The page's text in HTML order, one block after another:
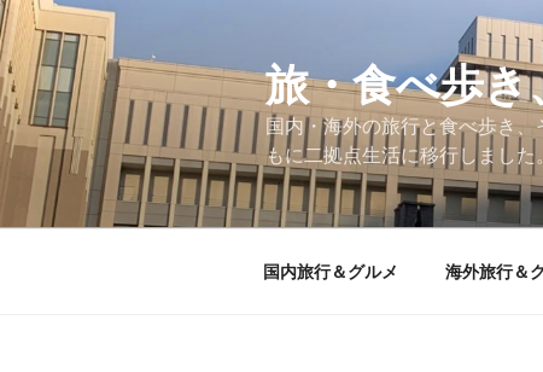
コ
ン
テ
ン
ツ
へ
旅・食べ歩
国内・海外の旅行と食べ歩き
もに二拠点生活に移行しました
国内旅行＆グルメ 海外旅行＆